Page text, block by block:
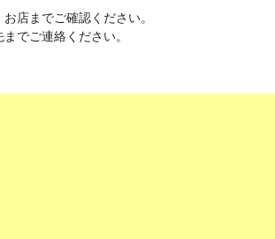
店までご確認ください。
でご連絡ください。